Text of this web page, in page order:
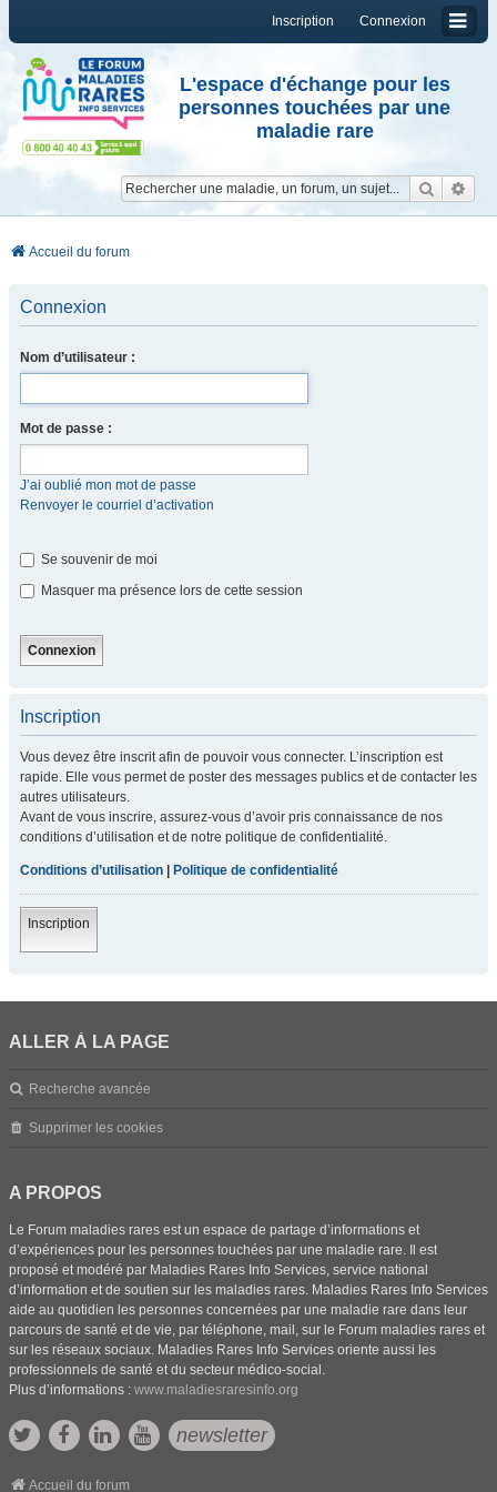
Connexion
Inscription
L'espace d'échange pour les
personnes touchées par une
maladie rare
Accueil du forum
Connexion
Nom d’utilisateur :
Mot de passe :
J’ai oublié mon mot de passe
Renvoyer le courriel d’activation
Se souvenir de moi
Masquer ma présence lors de cette session
Inscription
Vous devez être inscrit afin de pouvoir vous connecter. L’inscription est
rapide. Elle vous permet de poster des messages publics et de contacter les
autres utilisateurs.
Avant de vous inscrire, assurez-vous d’avoir pris connaissance de nos
conditions d’utilisation et de notre politique de confidentialité.
Conditions d’utilisation Politique de confidentialité
Inscription
ALLER À LA PAGE
Recherche avancée
Supprimer les cookies
A PROPOS
Le Forum maladies rares est un espace de partage d’informations et
d’expériences pour les personnes touchées par une maladie rare. Il est
proposé et modéré par Maladies Rares Info Services, service national
d’information et de soutien sur les maladies rares. Maladies Rares Info Services
aide au quotidien les personnes concernées par une maladie rare dans leur
parcours de santé et de vie, par téléphone, mail, sur le Forum maladies rares et
sur les réseaux sociaux. Maladies Rares Info Services oriente aussi les
professionnels de santé et du secteur médico-social.
Plus d’informations : www.maladiesraresinfo.org
newsletter
Accueil du forum